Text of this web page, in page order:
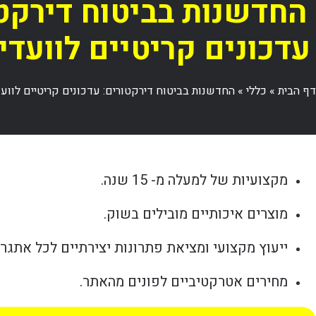
החדשנות בביטוח
עדכונים קריטיים
דף הבית» כללי » החדשנות בביטוח דירקטורים: עדכונים קריטיים
מקצועיות של למעלה מ- 15 שנה.
מוצרים איכותיים מובילים בשוק.
ייעוץ מקצועי ומציאת פתרונות יצירתיים לכל
מחירים אטרקטיביים לפונים מהאתר.